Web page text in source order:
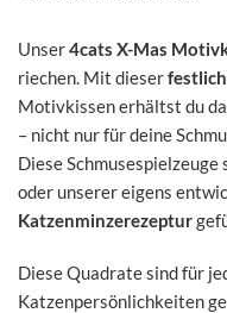
Unser4cats X-Mas
riechen. Mit dieser
Motivkissen erhältst du
– nicht nur für deine
Diese
oder unserer eigens
Katzenminzerezeptur
Diese Quadrate sind für
Katzenpersönlichkeiten